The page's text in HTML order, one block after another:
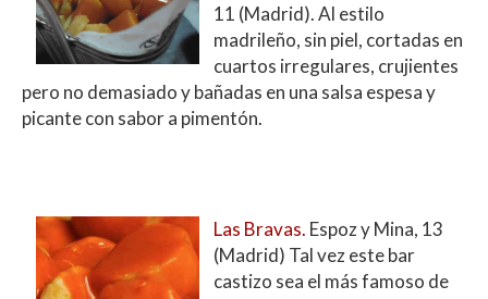
11 (Madrid). Al estilo
madrileño, sin piel, cortadas en
cuartos irregulares, crujientes
pero no demasiado y bañadas en una salsa espesa y
picante con sabor a pimentón.
Las Bravas. Espoz y Mina, 13
(Madrid) Tal vez este bar
castizo sea el más famoso de